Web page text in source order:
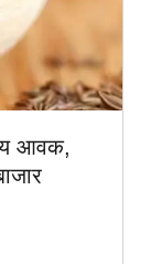
आवक,